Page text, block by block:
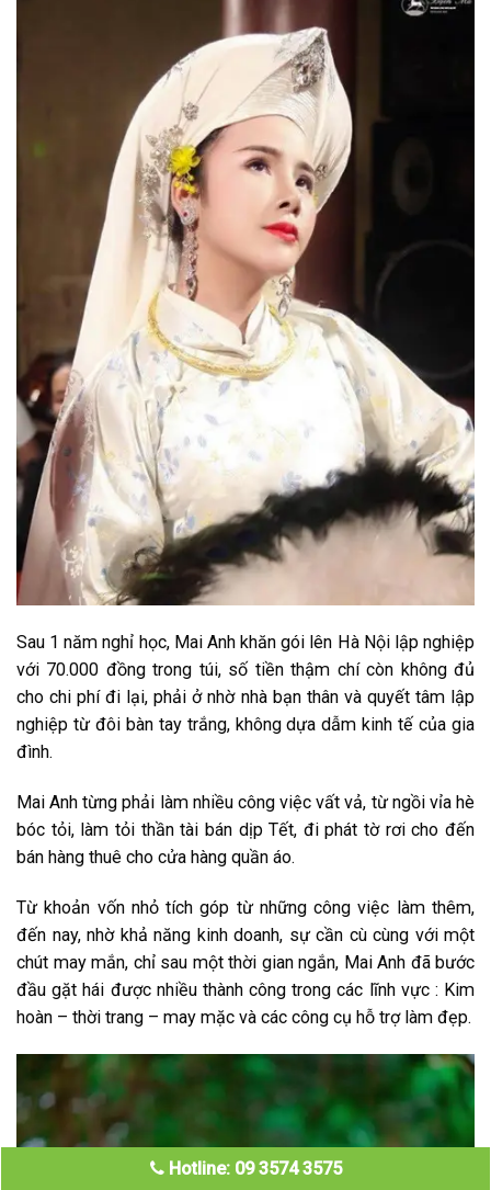
Sau 1 năm nghỉ học, Mai Anh khăn gói lên Hà Nội lập nghiệp
với 70.000 đồng trong túi, số tiền thậm chí còn không đủ
cho chi phí đi lại, phải ở nhờ nhà bạn thân và quyết tâm lập
nghiệp từ đôi bàn tay trắng, không dựa dẫm kinh tế của gia
đình.
Mai Anh từng phải làm nhiều công việc vất vả, từ ngồi vỉa hè
bóc tỏi, làm tỏi thần tài bán dịp Tết, đi phát tờ rơi cho đến
bán hàng thuê cho cửa hàng quần áo.
Từ khoản vốn nhỏ tích góp từ những công việc làm thêm,
đến nay, nhờ khả năng kinh doanh, sự cần cù cùng với một
chút may mắn, chỉ sau một thời gian ngắn, Mai Anh đã bước
đầu gặt hái được nhiều thành công trong các lĩnh vực : Kim
hoàn – thời trang – may mặc và các công cụ hỗ trợ làm đẹp.
Hotline: 09 3574 3575